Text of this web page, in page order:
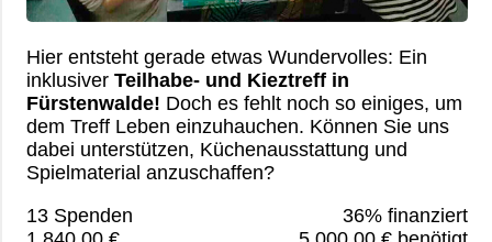
Kietztreff im „Zimmer mit Aussicht“
Hier entsteht gerade etwas Wundervolles: Ein
inklusiverTeilhabe- und Kieztreff in
Fürstenwalde! Doch es fehlt noch so einiges, um
dem Treff Leben einzuhauchen. Können Sie uns
dabei unterstützen, Küchenausstattung und
Spielmaterial anzuschaffen?
13 Spenden
36% finanziert